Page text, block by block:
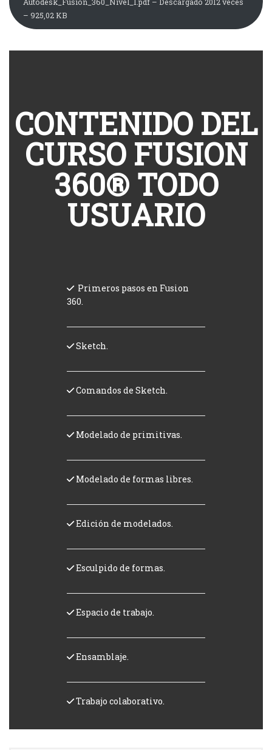
– 925,02 KB
CONTENIDO DEL
CURSO FUSION
360® TODO
USUARIO
Primeros pasos en Fusion
360.
Sketch.
Comandos de Sketch.
Modelado de primitivas.
Modelado de formas libres.
Edición de modelados.
Esculpido de formas.
Espacio de trabajo.
Ensamblaje.
Trabajo colaborativo.